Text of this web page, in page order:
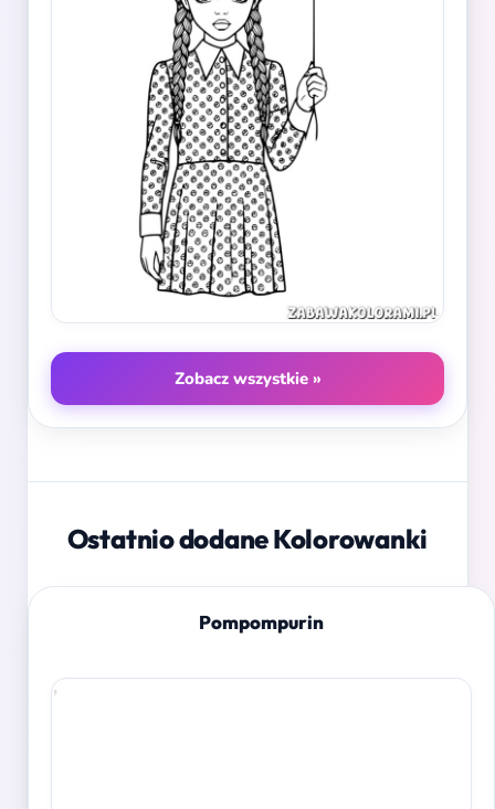
Zobacz wszystkie »
Ostatnio dodane Kolorowanki
Pompompurin